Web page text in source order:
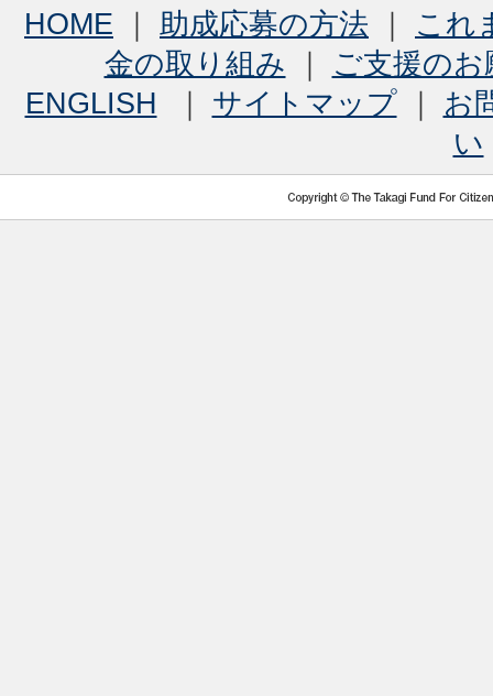
HOME 助成応募の方法
これ
金の取り組み
ご支援のお
ENGLISH
サイトマップ｜ お
い